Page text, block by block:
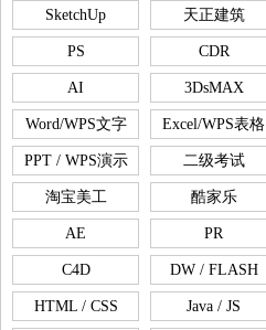
SketchUp 天正建筑
PS CDR
AI 3DsMAX
Word/WPS文字 Excel/WPS表格
PPT / WPS演示 二级考试
淘宝美工 酷家乐
AE PR
C4D DW / FLASH
HTML / CSS Java / JS